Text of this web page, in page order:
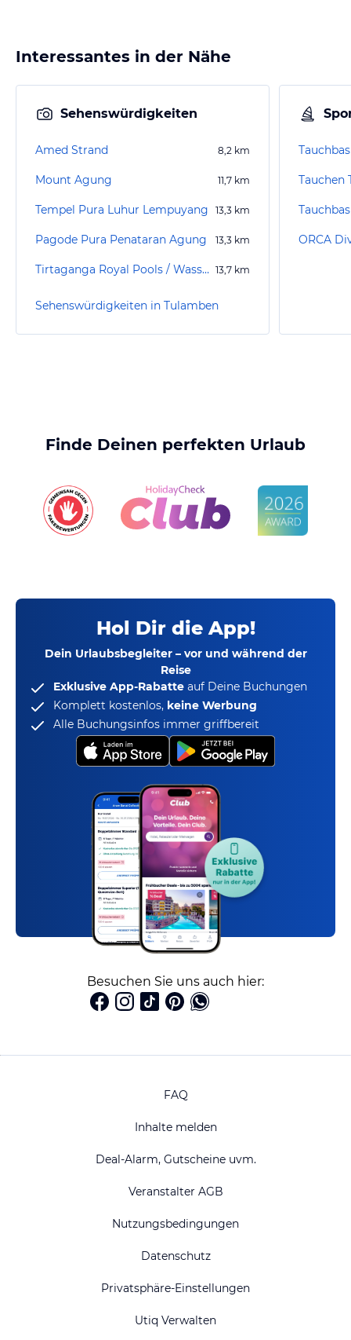
Interessantes in der Nähe
Sehenswürdigkeiten
Amed Strand 8,2 km
Mount Agung 11,7 km
Tempel Pura Luhur Lempuyang 13,3 km
Pagode Pura Penataran Agung 13,3 km
Tirtaganga Royal Pools / Wasserpalast Taman Tirta Gangga 13,7 km
Sehenswürdigkeiten in Tulamben
Tauchen
ORCA
Finde Deinen perfekten Urlaub
Hol Dir die App!
Dein Urlaubsbegleiter – vor und während der
Reise
Exklusive App-Rabatte auf Deine Buchungen
Komplett kostenlos, keine Werbung
Alle Buchungsinfos immer griffbereit
Besuchen Sie uns auch hier:
FAQ
Inhalte melden
Deal-Alarm, Gutscheine uvm.
Veranstalter AGB
Nutzungsbedingungen
Datenschutz
Privatsphäre-Einstellungen
Utiq Verwalten